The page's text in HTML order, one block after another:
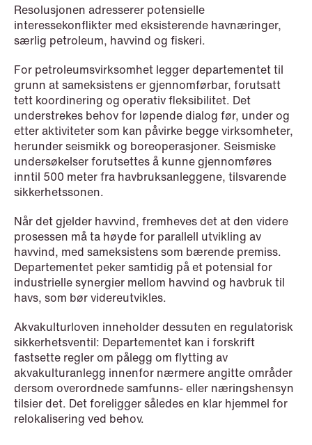
NEWS
Bookea Group AB under
företagsrekonstruktion
Read more
Resolusjonen adresserer potensielle
interessekonflikter med eksisterende havnæringer,
særlig petroleum, havvind og fiskeri.
For petroleumsvirksomhet legger departementet til
grunn at sameksistens er gjennomførbar, forutsatt
tett koordinering og operativ fleksibilitet. Det
understrekes behov for løpende dialog før, under og
etter aktiviteter som kan påvirke begge virksomheter,
herunder seismikk og boreoperasjoner. Seismiske
undersøkelser forutsettes å kunne gjennomføres
inntil 500 meter fra havbruksanleggene, tilsvarende
sikkerhetssonen.
Når det gjelder havvind, fremheves det at den videre
prosessen må ta høyde for parallell utvikling av
havvind, med sameksistens som bærende premiss.
Departementet peker samtidig på et potensial for
industrielle synergier mellom havvind og havbruk til
havs, som bør videreutvikles.
Akvakulturloven inneholder dessuten en regulatorisk
sikkerhetsventil: Departementet kan i forskrift
fastsette regler om pålegg om flytting av
akvakulturanlegg innenfor nærmere angitte områder
dersom overordnede samfunns- eller næringshensyn
tilsier det. Det foreligger således en klar hjemmel for
relokalisering ved behov.